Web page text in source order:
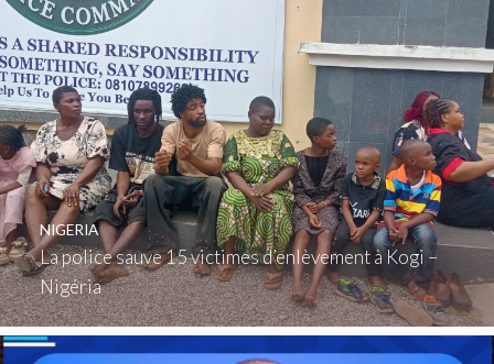
La police sauve 15 victimes d’enlèvement à Kogi –
Nigéria
NIGERIA